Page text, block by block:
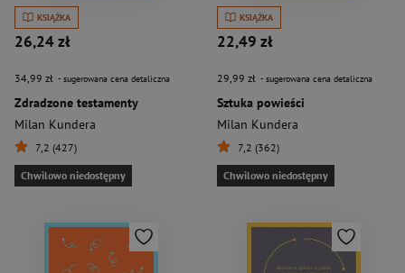
KSIĄŻKA
26,24 zł
34,99 zł - sugerowana cena detaliczna
Zdradzone testamenty
Milan Kundera
7,2 (427)
Chwilowo niedostępny
KSIĄŻKA
22,49 zł
29,99 zł - sugerowana cena detaliczna
Sztuka powieści
Milan Kundera
7,2 (362)
Chwilowo niedostępny